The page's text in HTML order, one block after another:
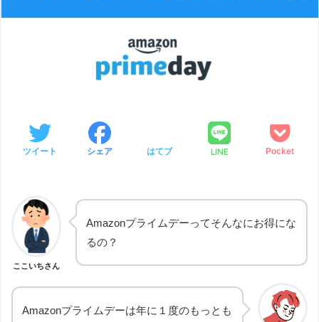
ツイート シェア はてブ LINE Pocket
ここいちさん
Amazonプライムデーってそんなにお得にな
るの？
Amazonプライムデーは年に１度のもっとも